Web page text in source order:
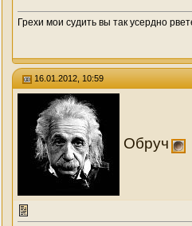
Грехи мои судить вы так усердно
16.01.2012, 10:59
Обруч